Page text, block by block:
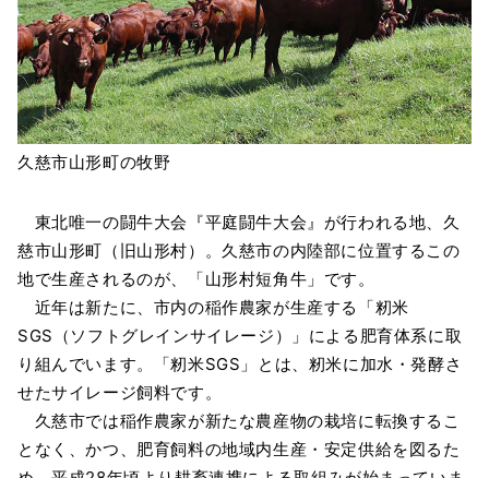
久慈市山形町の牧野
東北唯一の闘牛大会『平庭闘牛大会』が行われる地、久
慈市山形町（旧山形村）。久慈市の内陸部に位置するこの
地で生産されるのが、「山形村短角牛」です。
近年は新たに、市内の稲作農家が生産する「籾米
SGS（ソフトグレインサイレージ）」による肥育体系に取
り組んでいます。「籾米SGS」とは、籾米に加水・発酵さ
せたサイレージ飼料です。
久慈市では稲作農家が新たな農産物の栽培に転換するこ
となく、かつ、肥育飼料の地域内生産・安定供給を図るた